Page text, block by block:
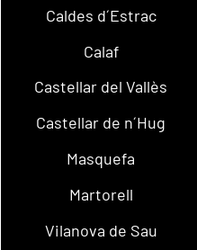
Caldes d´Estrac
Calaf
Castellar del Vallès
Castellar de n´Hug
Masquefa
Martorell
Vilanova de Sau